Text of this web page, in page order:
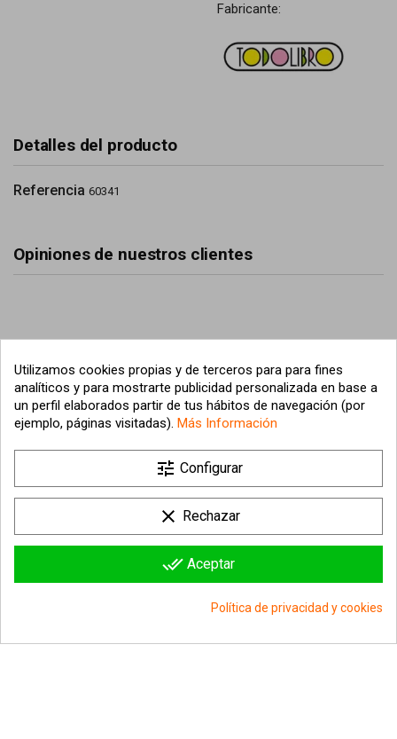
Fabricante:
Detalles del producto
Referencia 60341
Opiniones de nuestros clientes
Información sobre la tienda 
Utilizamos cookies propias y de terceros para para fines
analíticos y para mostrarte publicidad personalizada en base a
un perfil elaborados partir de tus hábitos de navegación (por
ejemplo, páginas visitadas). Más Información
tune Configurar
clear Rechazar
done_all Aceptar
Política de privacidad y cookies